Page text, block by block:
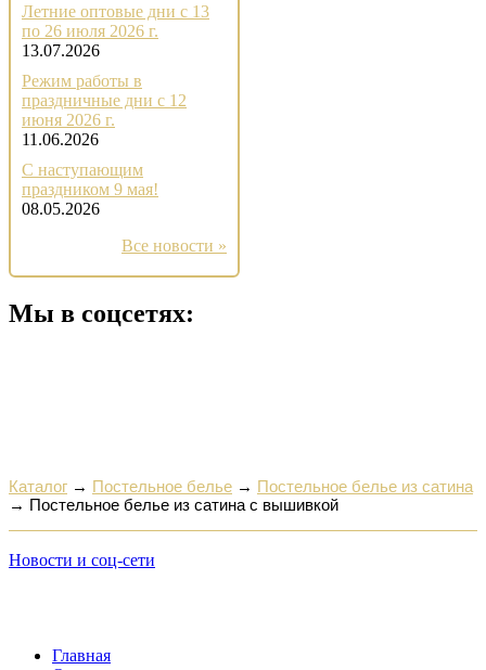
Летние оптовые дни с 13
по 26 июля 2026 г.
13.07.2026
Режим работы в
праздничные дни с 12
июня 2026 г.
11.06.2026
С наступающим
праздником 9 мая!
08.05.2026
Все новости »
Мы в соцсетях:
Каталог → Постельное белье → Постельное белье из сатина
→ Постельное белье из сатина с вышивкой
Новости и соц-сети
Главная